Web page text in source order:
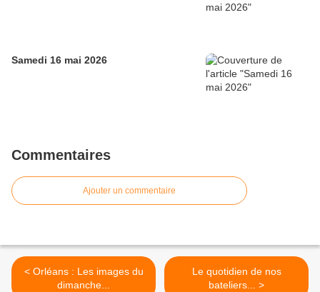
Samedi 16 mai 2026
Commentaires
Ajouter un commentaire
< Orléans : Les images du
dimanche...
Le quotidien de nos
bateliers... >